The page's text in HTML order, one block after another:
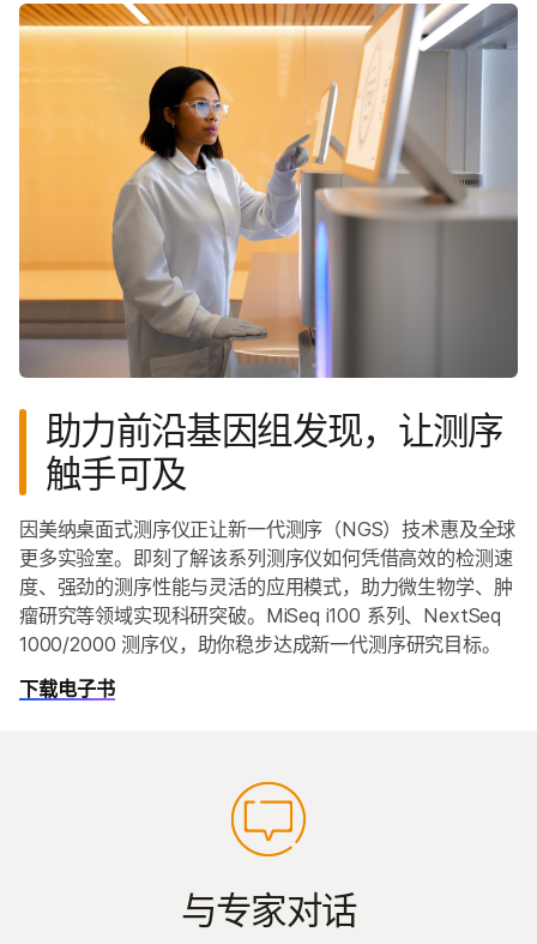
助力前沿基因组发现，让测序
触手可及
因美纳桌面式测序仪正让新一代测序（NGS）技术惠及全球
更多实验室。即刻了解该系列测序仪如何凭借高效的检测速
度、强劲的测序性能与灵活的应用模式，助力微生物学、肿
瘤研究等领域实现科研突破。MiSeq i100 系列、NextSeq
1000/2000 测序仪，助你稳步达成新一代测序研究目标。
下载电子书
与专家对话